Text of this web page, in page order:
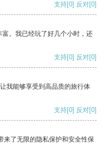
支持[0] 反对[0]
。我已经玩了好几个小时，还
支持[0] 反对[0]
我能够享受到高品质的旅行体
支持[0] 反对[0]
来了无限的隐私保护和安全性保